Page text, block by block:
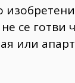
се готви
или